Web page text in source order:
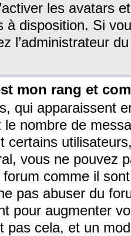
les avatars
à disposition. Si
l’administrateur
mon rang et
qui apparaissent
le nombre de
certains
vous ne pouvez
comme il
pas abuser du
pour augmenter
pas cela, et un